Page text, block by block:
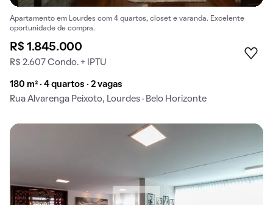
Apartamento em Lourdes com 4 quartos, closet e varanda. Excelente
oportunidade de compra.
R$ 1.845.000
R$ 2.607 Condo. + IPTU
180 m² · 4 quartos · 2 vagas
Rua Alvarenga Peixoto, Lourdes · Belo Horizonte